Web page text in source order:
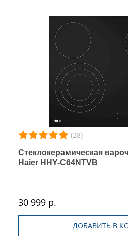
(28)
Стеклокерамическая
Haier HHY-C64NTVB
30 999 р.
ДОБАВИТЬ В